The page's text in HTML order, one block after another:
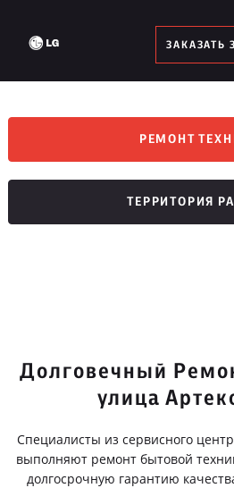
ЗАКАЗАТЬ
РЕМОНТ
ТЕРРИТОРИЯ
Долговечный
улица
Специалисты из сервисного
выполняют ремонт бытовой
долгосрочную гарантию